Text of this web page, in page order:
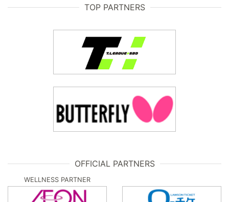
TOP PARTNERS
OFFICIAL PARTNERS
WELLNESS PARTNER